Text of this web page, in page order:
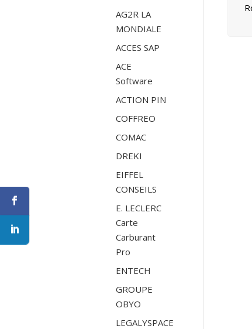
AG2R LA
MONDIALE
ACCES SAP
ACE
Software
ACTION PIN
COFFREO
COMAC
DREKI
EIFFEL
CONSEILS
E. LECLERC
Carte
Carburant
Pro
ENTECH
GROUPE
OBYO
LEGALYSPACE